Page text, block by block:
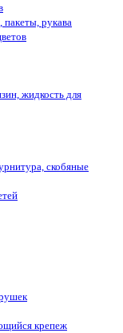
пакеты, рукава
жидкость для
скобяные
крепеж